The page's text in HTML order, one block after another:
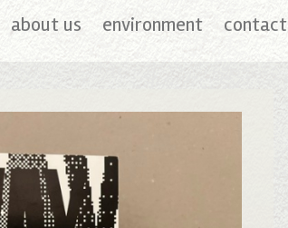
about us environment contact